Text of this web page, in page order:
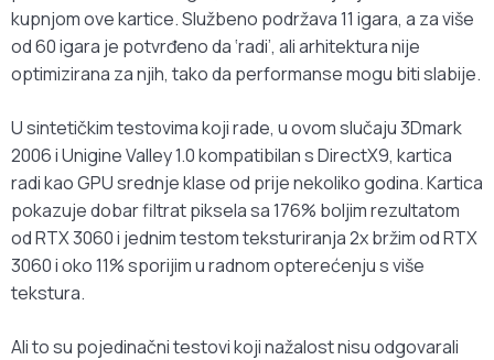
kupnjom ove kartice. Službeno podržava 11 igara, a za više
od 60 igara je potvrđeno da ‘radi’, ali arhitektura nije
optimizirana za njih, tako da performanse mogu biti slabije.
U sintetičkim testovima koji rade, u ovom slučaju 3Dmark
2006 i Unigine Valley 1.0 kompatibilan s DirectX9, kartica
radi kao GPU srednje klase od prije nekoliko godina. Kartica
pokazuje dobar filtrat piksela sa 176% boljim rezultatom
od RTX 3060 i jednim testom teksturiranja 2x bržim od RTX
3060 i oko 11% sporijim u radnom opterećenju s više
tekstura.
Ali to su pojedinačni testovi koji nažalost nisu odgovarali